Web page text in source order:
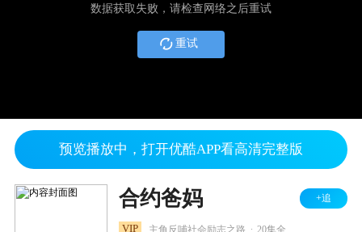
数据获取失败，请检查网络之后重试
重试
预览播放中，打开优酷APP看高清完整版
合约爸妈 +追
VIP 主角反哺社会励志之路 20集全